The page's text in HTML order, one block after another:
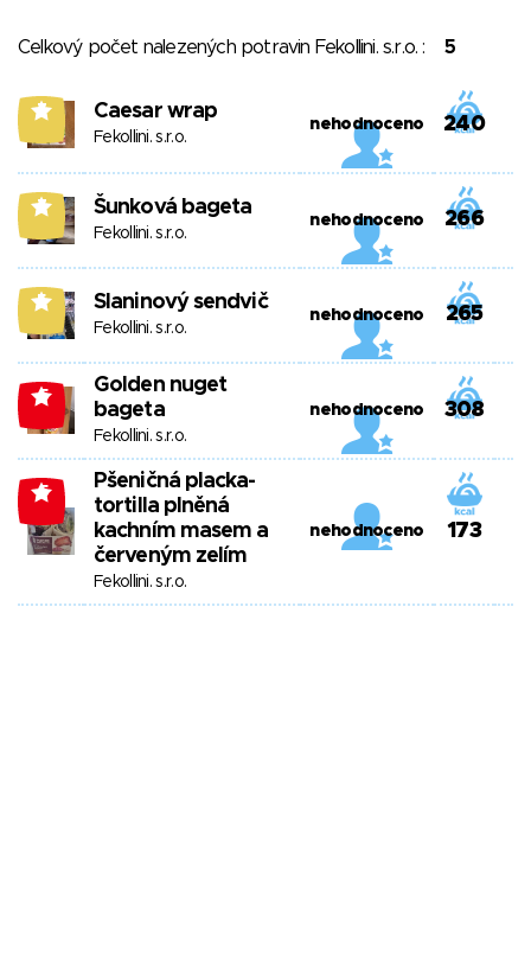
Celkový počet nalezených potravin Fekollini. s.r.o. :5
7 Caesar wrap
Fekollini. s.r.o.
nehodnoceno 240
7 Šunková bageta
Fekollini. s.r.o.
nehodnoceno 266
5 Slaninový sendvič
Fekollini. s.r.o.
nehodnoceno 265
-5
Golden nuget
bageta
Fekollini. s.r.o.
nehodnoceno 308
-5
Pšeničná placka-
tortilla plněná
kachním masem a
červeným zelím
Fekollini. s.r.o.
nehodnoceno 173